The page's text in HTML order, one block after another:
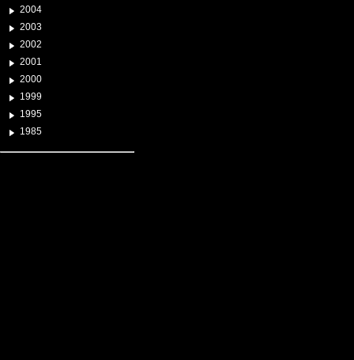
2004
2003
2002
2001
2000
1999
1995
1985